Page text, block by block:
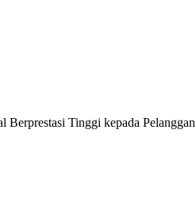
Tinggi kepada Pelanggan